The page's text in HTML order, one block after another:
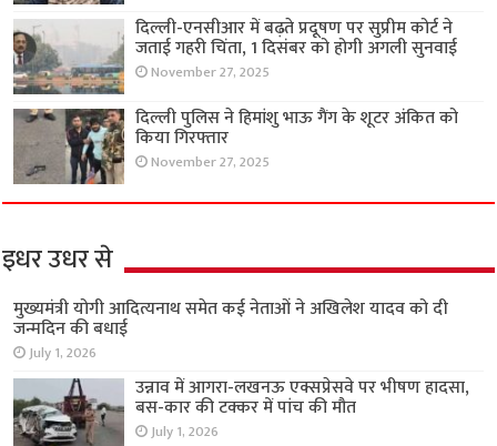
दिल्ली-एनसीआर में बढ़ते प्रदूषण पर सुप्रीम कोर्ट ने
जताई गहरी चिंता, 1 दिसंबर को होगी अगली सुनवाई
November 27, 2025
दिल्ली पुलिस ने हिमांशु भाऊ गैंग के शूटर अंकित को
किया गिरफ्तार
November 27, 2025
इधर उधर से
मुख्यमंत्री योगी आदित्यनाथ समेत कई नेताओं ने अखिलेश यादव को दी
जन्मदिन की बधाई
July 1, 2026
उन्नाव में आगरा-लखनऊ एक्सप्रेसवे पर भीषण हादसा,
बस-कार की टक्कर में पांच की मौत
July 1, 2026